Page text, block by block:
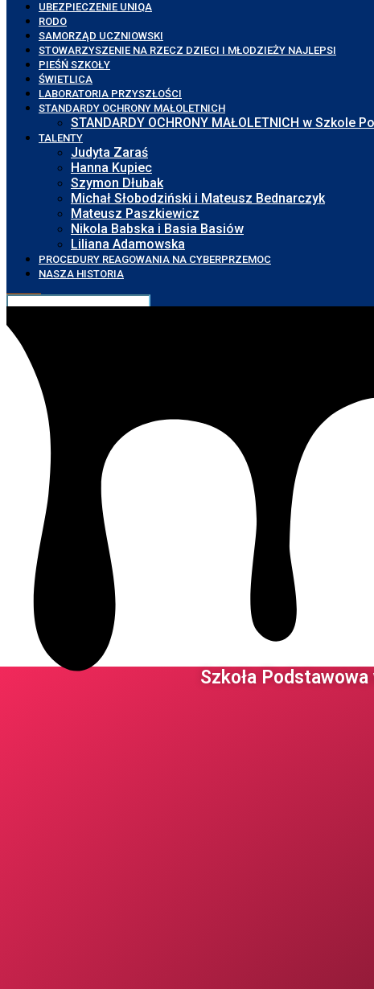
UBEZPIECZENIE UNIQA
RODO
SAMORZĄD UCZNIOWSKI
STOWARZYSZENIE NA RZECZ DZIECI I MŁODZIEŻY NAJLEPSI
PIEŚŃ SZKOŁY
ŚWIETLICA
LABORATORIA PRZYSZŁOŚCI
STANDARDY OCHRONY MAŁOLETNICH
STANDARDY OCHRONY MAŁOLETNICH w
TALENTY
Judyta Zaraś
Hanna Kupiec
Szymon Dłubak
Michał Słobodziński i Mateusz Bednarczyk
Mateusz Paszkiewicz
Nikola Babska i Basia Basiów
Liliana Adamowska
PROCEDURY REAGOWANIA NA CYBERPRZEMOC
NASZA HISTORIA
Szkoła Podstawowa